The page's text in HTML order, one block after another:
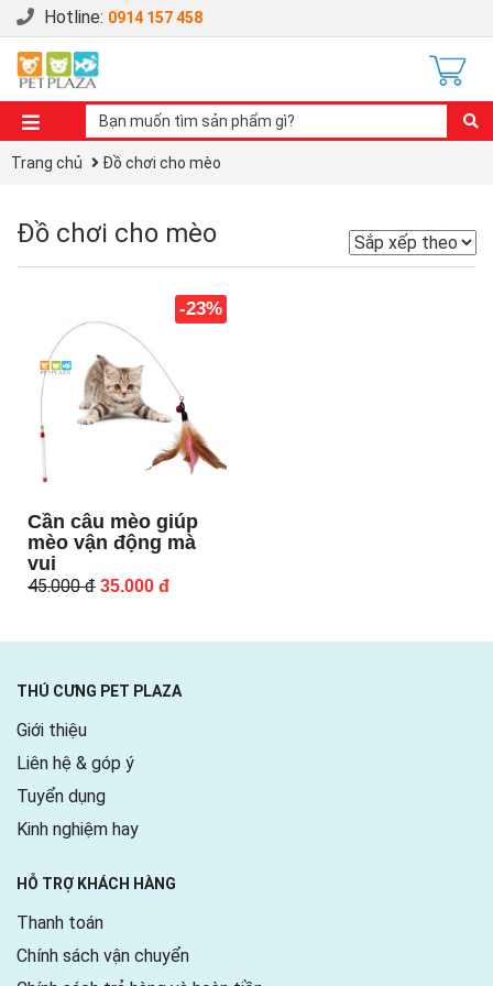
Hotline: 0914 157 458
Trang chủ Đồ chơi cho mèo
Đồ chơi cho mèo
-23%
Cần câu mèo giúp
mèo vận động mà
vui
45.000đ Original
35.000 đCurrent
THÚ CƯNG PET PLAZA
Giới thiệu
Liên hệ & góp ý
Tuyển dụng
Kinh nghiệm hay
HỖ TRỢ KHÁCH HÀNG
Thanh toán
Chính sách vận chuyển